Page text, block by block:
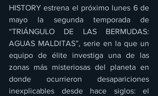
HISTORY estrena el próximo lunes 6 de
mayo la segunda temporada de
“TRIÁNGULO DE LAS BERMUDAS:
AGUAS MALDITAS”, serie en la que un
equipo de élite investiga una de las
zonas más misteriosas del planeta en
donde ocurrieron desapariciones
inexplicables desde hace siglos: el